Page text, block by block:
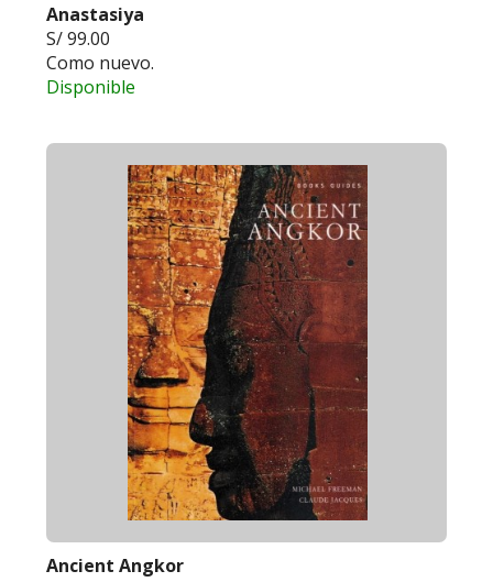
Anastasiya
S/ 99.00
Como nuevo.
Disponible
Ancient Angkor